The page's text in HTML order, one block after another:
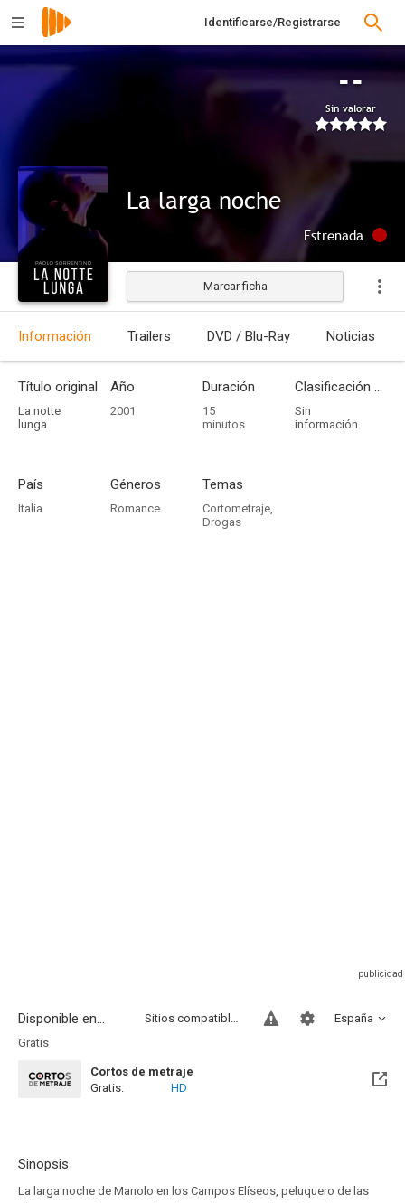
Identificarse/Registrarse
--
Sin valorar
La larga noche
Estrenada
Marcar ficha
Información Trailers DVD / Blu-Ray Noticias
Título original
La notte
lunga
Año
2001
Duración
15
minutos
Clasificación por edades
Sin
información
País
Italia
Géneros
Romance
Temas
Cortometraje,
Drogas
Disponible en... España
Sitios compatibles
Gratis
Cortos de metraje
Gratis:
HD
Sinopsis
La larga noche de Manolo en los Campos Elíseos, peluquero de las